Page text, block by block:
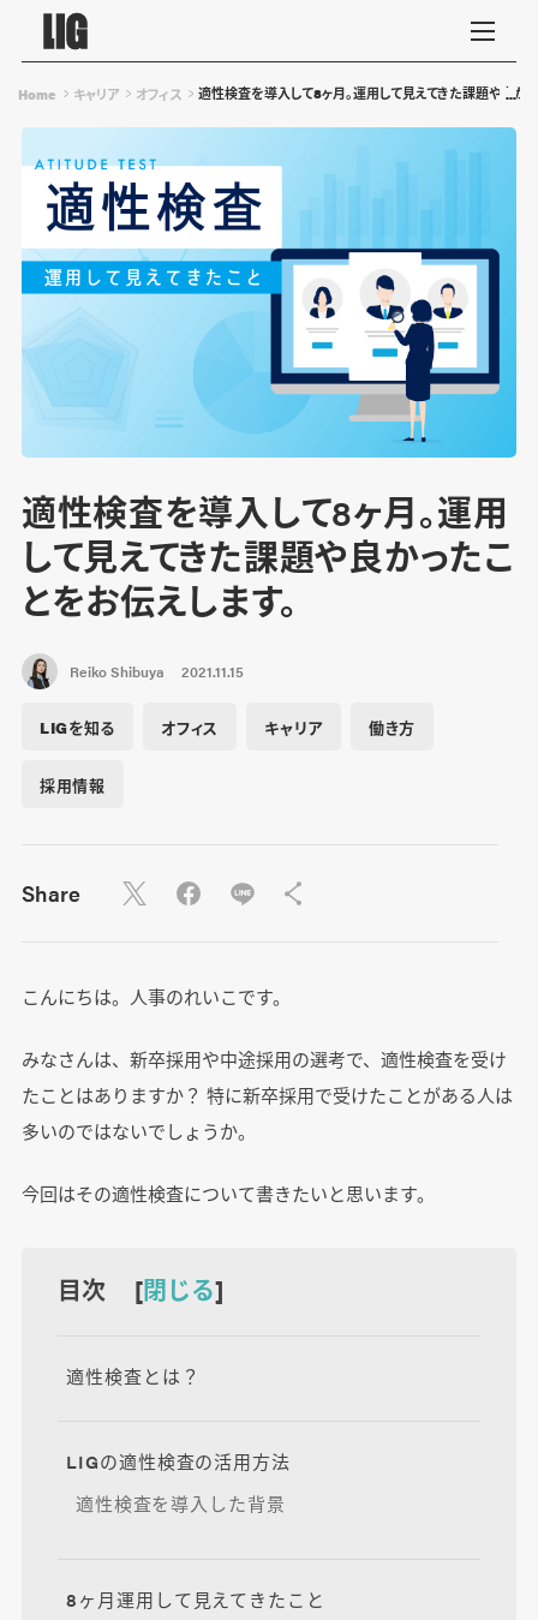
Home キャリア オフィス 適性検査を導入して8ヶ月。運用して見えてきた課題や良か
適性検査を導入して8ヶ月。運用
して見えてきた課題や良かったこ
とをお伝えします。
Reiko Shibuya 2021.11.15
LIGを知る オフィス キャリア 働き方
採用情報
Share
こんにちは。人事のれいこです。
みなさんは、新卒採用や中途採用の選考で、適性検査を受け
たことはありますか？ 特に新卒採用で受けたことがある人は
多いのではないでしょうか。
今回はその適性検査について書きたいと思います。
目次 [閉じる]
適性検査とは？
LIGの適性検査の活用方法
適性検査を導入した背景
8ヶ月運用して見えてきたこと